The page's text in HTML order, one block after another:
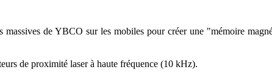
de YBCO sur les mobiles pour créer une "mémoire
de proximité laser à haute fréquence (10 kHz).